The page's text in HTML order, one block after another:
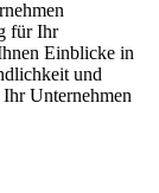
für Ihr
Einblicke in
und
Unternehmen